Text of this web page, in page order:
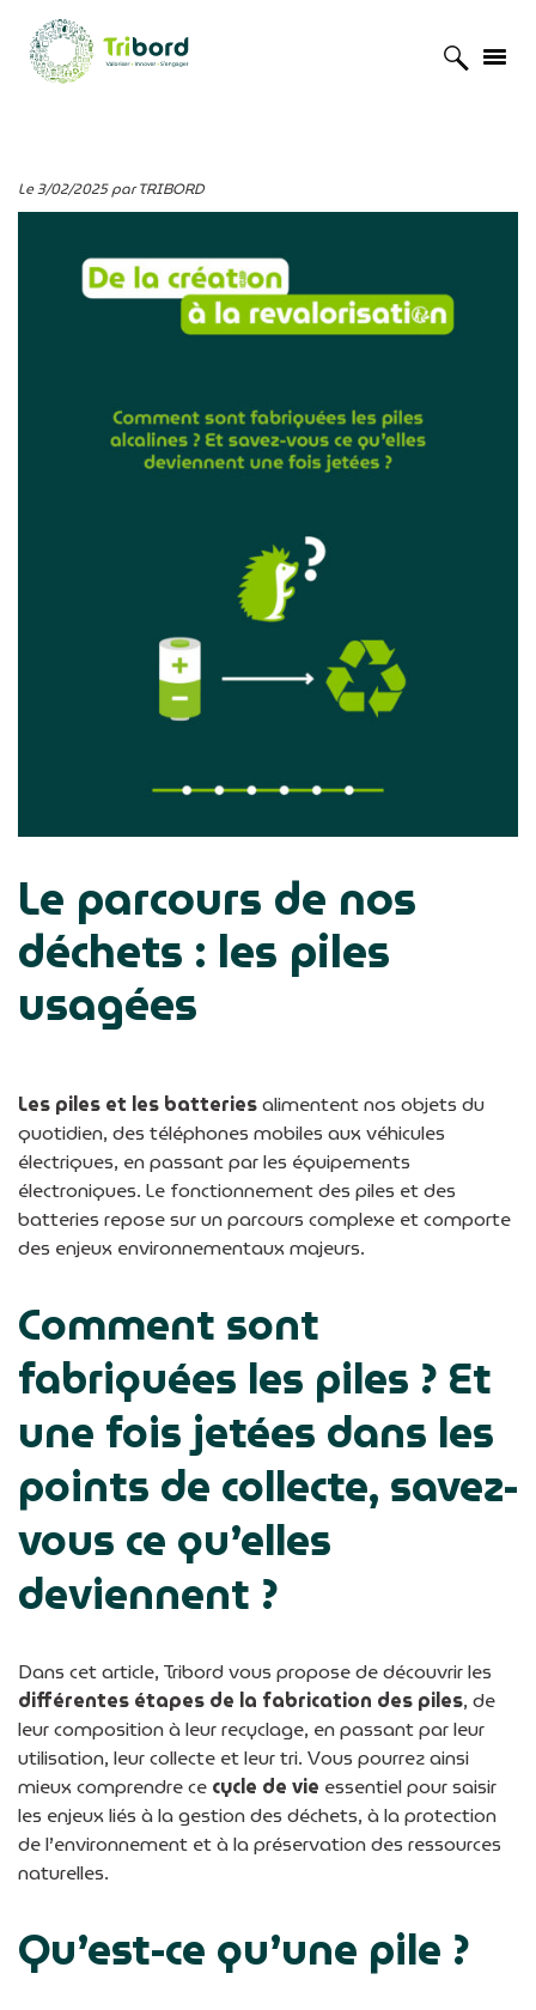
Accueil»
Le 3/02/2025 par TRIBORD
Le parcours de nos
déchets : les piles
usagées
Les piles et les batteriesalimentent nos objets du
quotidien, des téléphones mobiles aux véhicules
électriques, en passant par les équipements
électroniques. Le fonctionnement des piles et des
batteries repose sur un parcours complexe et comporte
des enjeux environnementaux majeurs.
Comment sont
fabriquées les piles ? Et
une fois jetées dans les
points de collecte, savez-
vous ce qu’elles
deviennent ?
Dans cet article, Tribord vous propose de découvrir les
différentes étapes de la fabrication des piles, de
leur composition à leur recyclage, en passant par leur
utilisation, leur collecte et leur tri. Vous pourrez ainsi
mieux comprendre ce cycle de vie essentiel pour saisir
les enjeux liés à la gestion des déchets, à la protection
de l’environnement et à la préservation des ressources
naturelles.
Qu’est-ce qu’une pile ?